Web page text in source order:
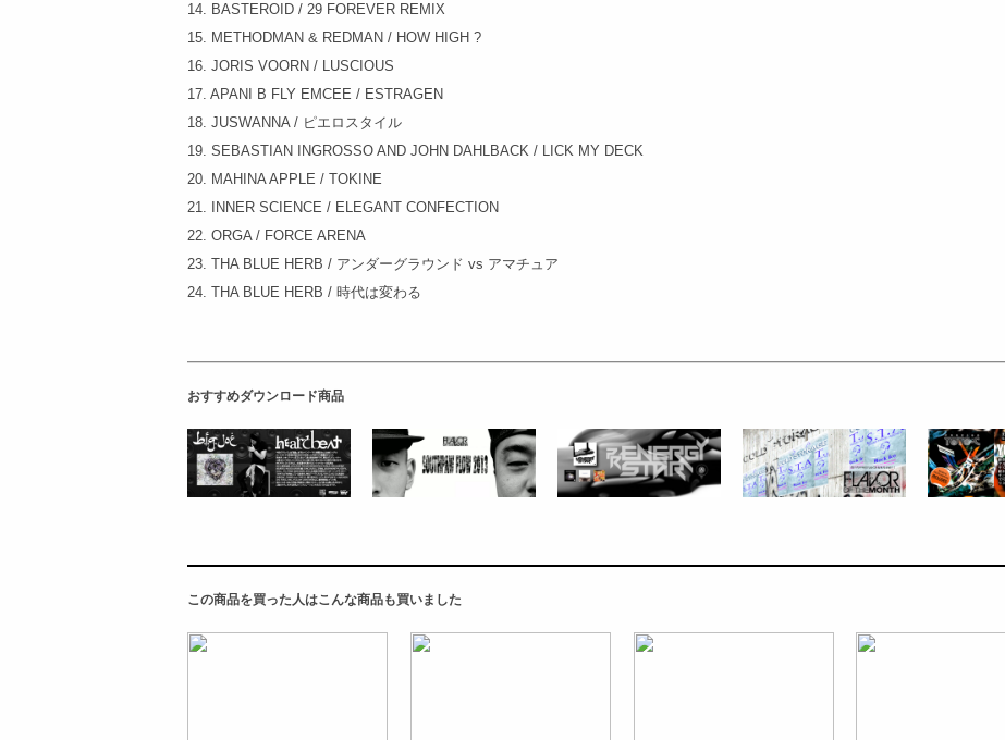
14. BASTEROID / 29 FOREVER REMIX
15. METHODMAN & REDMAN / HOW HIGH ?
16. JORIS VOORN / LUSCIOUS
17. APANI B FLY EMCEE / ESTRAGEN
18. JUSWANNA / ピエロスタイル
19. SEBASTIAN INGROSSO AND JOHN DAHLBACK / LICK MY DECK
20. MAHINA APPLE / TOKINE
21. INNER SCIENCE / ELEGANT CONFECTION
22. ORGA / FORCE ARENA
23. THA BLUE HERB / アンダーグラウンド vs アマチュア
24. THA BLUE HERB / 時代は変わる
おすすめダウンロード商品
この商品を買った人はこんな商品も買いました